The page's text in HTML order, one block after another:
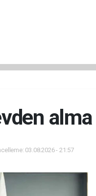
03.08.2026 - 21:57